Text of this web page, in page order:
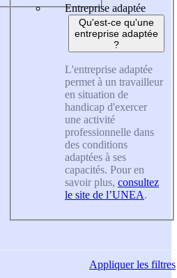
Entreprise adaptée
Qu'est-ce qu'une
entreprise adaptée
?
L'entreprise adaptée
permet à un travailleur
en situation de
handicap d'exercer
une activité
professionnelle dans
des conditions
adaptées à ses
capacités. Pour en
savoir plus, consultez
le site de l’UNEA.
Appliquerles filtres